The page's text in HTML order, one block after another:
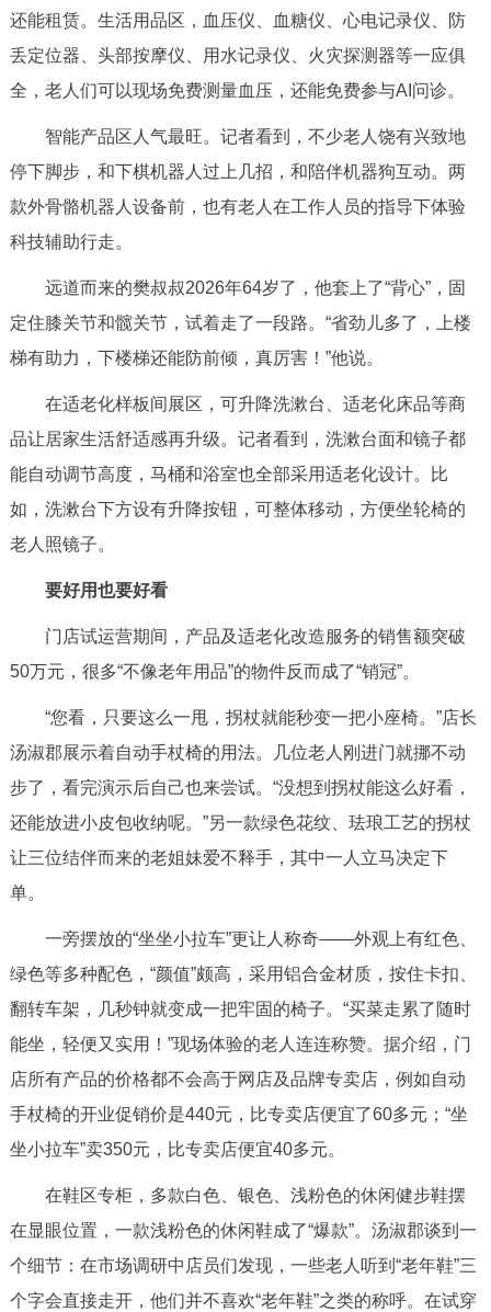
DEUTSCH FRANÇAIS РУССКИЙ ЯЗЫК
ESPAÑOL العربية PORTUGUÊS
还能租赁。生活用品区，血压仪、血糖仪、心电记录仪、防
丢定位器、头部按摩仪、用水记录仪、火灾探测器等一应俱
全，老人们可以现场免费测量血压，还能免费参与AI问诊。
智能产品区人气最旺。记者看到，不少老人饶有兴致地
停下脚步，和下棋机器人过上几招，和陪伴机器狗互动。两
款外骨骼机器人设备前，也有老人在工作人员的指导下体验
科技辅助行走。
远道而来的樊叔叔2026年64岁了，他套上了“背心”，固
定住膝关节和髋关节，试着走了一段路。“省劲儿多了，上楼
梯有助力，下楼梯还能防前倾，真厉害！”他说。
在适老化样板间展区，可升降洗漱台、适老化床品等商
品让居家生活舒适感再升级。记者看到，洗漱台面和镜子都
能自动调节高度，马桶和浴室也全部采用适老化设计。比
如，洗漱台下方设有升降按钮，可整体移动，方便坐轮椅的
老人照镜子。
要好用也要好看
门店试运营期间，产品及适老化改造服务的销售额突破
50万元，很多“不像老年用品”的物件反而成了“销冠”。
“您看，只要这么一甩，拐杖就能秒变一把小座椅。”店长
汤淑郡展示着自动手杖椅的用法。几位老人刚进门就挪不动
步了，看完演示后自己也来尝试。“没想到拐杖能这么好看，
还能放进小皮包收纳呢。”另一款绿色花纹、珐琅工艺的拐杖
让三位结伴而来的老姐妹爱不释手，其中一人立马决定下
单。
一旁摆放的“坐坐小拉车”更让人称奇——外观上有红色、
绿色等多种配色，“颜值”颇高，采用铝合金材质，按住卡扣、
翻转车架，几秒钟就变成一把牢固的椅子。“买菜走累了随时
能坐，轻便又实用！”现场体验的老人连连称赞。据介绍，门
店所有产品的价格都不会高于网店及品牌专卖店，例如自动
手杖椅的开业促销价是440元，比专卖店便宜了60多元；“坐
坐小拉车”卖350元，比专卖店便宜40多元。
在鞋区专柜，多款白色、银色、浅粉色的休闲健步鞋摆
在显眼位置，一款浅粉色的休闲鞋成了“爆款”。汤淑郡谈到一
个细节：在市场调研中店员们发现，一些老人听到“老年鞋”三
个字会直接走开，他们并不喜欢“老年鞋”之类的称呼。在试穿